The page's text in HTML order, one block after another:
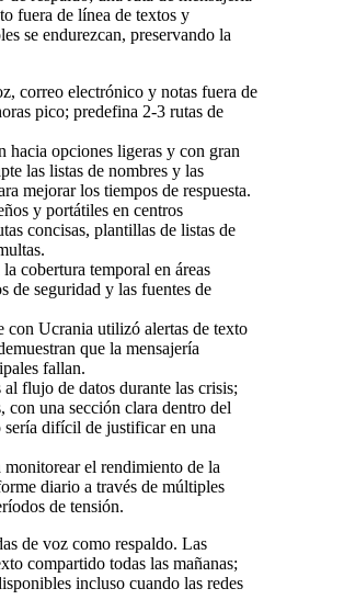
fuera de línea de textos y
se endurezcan, preservando la
correo electrónico y notas fuera de
pico; predefina 2-3 rutas de
hacia opciones ligeras y con gran
las listas de nombres y las
mejorar los tiempos de respuesta.
y portátiles en centros
concisas, plantillas de listas de
cobertura temporal en áreas
de seguridad y las fuentes de
con Ucrania utilizó alertas de texto
que la mensajería
fallan.
flujo de datos durante las crisis;
con una sección clara dentro del
sería difícil de justificar en una
el rendimiento de la
diario a través de múltiples
de tensión.
de voz como respaldo. Las
compartido todas las mañanas;
incluso cuando las redes